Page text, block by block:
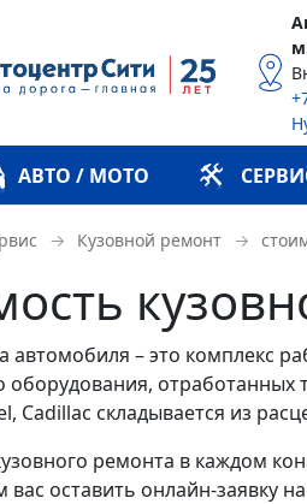
АВТО / МОТО
→ Кузовной ремонт →
автомобиля – это комплекс
оборудования,
Cadillac складывается из
ремонта в каждом
вас оставить онлайн-заявку